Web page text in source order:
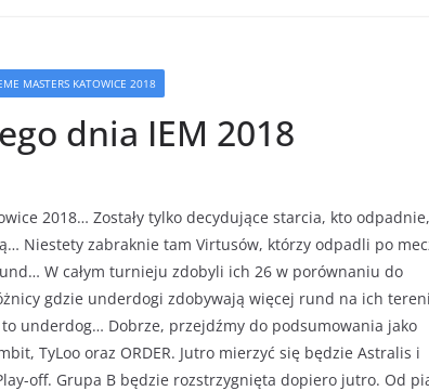
MASTERS KATOWICE 2018
dnia IEM 2018
2018… Zostały tylko decydujące starcia, kto
Niestety zabraknie tam Virtusów, którzy odpadli po
W całym turnieju zdobyli ich 26 w porównaniu do
gdzie underdogi zdobywają więcej rund na ich
to underdog… Dobrze, przejdźmy do podsumowania jako
TyLoo oraz ORDER. Jutro mierzyć się będzie Astralis i
off. Grupa B będzie rozstrzygnięta dopiero jutro. Od